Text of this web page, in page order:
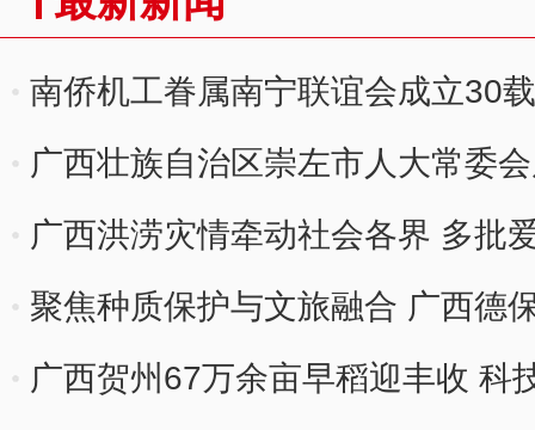
南侨机工眷属南宁联谊会成立30
流
广西壮族自治区崇左市人大常委
广西洪涝灾情牵动社会各界 多批
聚焦种质保护与文旅融合 广西德
广西贺州67万余亩早稻迎丰收 科